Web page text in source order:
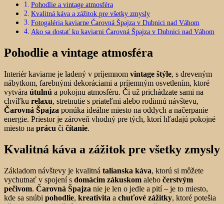
Pohodlie a vintage atmosféra
Kvalitná káva a zážitok pre všetky zmysly
Fotogaléria kaviarne Čarovná Špajza v Dubnici nad Váhom
Ako sa dostať ku kaviarni Čarovná Špajza v Dubnici nad Váhom
Pohodlie a vintage atmosféra
Interiér kaviarne je ladený v príjemnom vintage štýle, s dreveným
nábytkom, farebnými dekoráciami a príjemným osvetlením, ktoré
vytvára útulnú a pokojnu atmosféru. Či už prichádzate sami na
chvíľku relaxu, stretnutie s priateľmi alebo rodinnú návštevu,
Čarovná Špajza ponúka ideálne miesto na oddych a načerpanie
energie. Priestor je zároveň vhodný pre tých, ktorí hľadajú pokojné
miesto na prácu či čítanie.
Kvalitná káva a zážitok pre všetky zmysly
Základom návštevy je kvalitná talianska káva, ktorú si môžete
vychutnať v spojení s domácim zákuskom alebo čerstvým
pečivom. Čarovná Špajza nie je len o jedle a pití – je to miesto,
kde sa snúbi pohodlie, kreativita a chuťové zážitky, ktoré potešia